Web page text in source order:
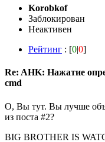
Korobkof
Заблокирован
Неактивен
Рейтинг : [0|0]
Re: AHK: Нажатие
cmd
О, Вы тут. Вы лучше
из поста #2?
BIG BROTHER IS